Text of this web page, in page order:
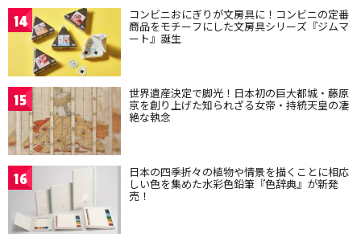
14 コンビニおにぎりが文房具に！コンビニの定番
商品をモチーフにした文房具シリーズ『ジムマ
ート』誕生
15 世界遺産決定で脚光！日本初の巨大都城・藤原
京を創り上げた知られざる女帝・持統天皇の凄
絶な執念
16 日本の四季折々の植物や情景を描くことに相応
しい色を集めた水彩色鉛筆『色辞典』が新発
売！